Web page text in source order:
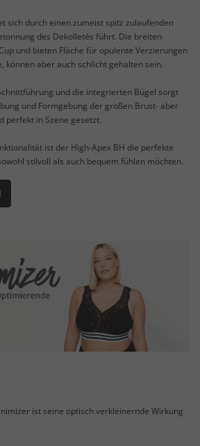
sich durch einen zumeist spitz zulaufenden
des Dekolletés führt. Die breiten
und bieten Fläche für opulente Verzierungen
können aber auch schlicht gehalten sein.
und die integrierten Bügel sorgt
und Formgebung der großen Brust- aber
perfekt in Szene gesetzt.
ist der High-Apex BH die perfekte
stilvoll als auch bequem fühlen möchten.
ist seine optisch verkleinernde Wirkung